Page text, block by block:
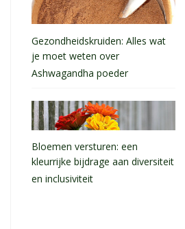
Gezondheidskruiden: Alles wat
je moet weten over
Ashwagandha poeder
Bloemen versturen: een
kleurrijke bijdrage aan diversiteit
en inclusiviteit